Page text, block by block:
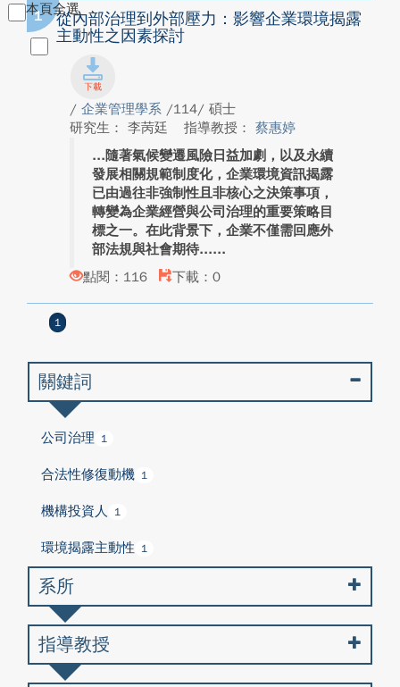
本頁全選
1
從內部治理到外部壓力：影響企業環境揭露
主動性之因素探討
/ 企業管理學系 /114/ 碩士
研究生： 李苪廷
指導教授： 蔡惠婷
隨著氣候變遷風險日益加劇，以及永續
發展相關規範制度化，企業環境資訊揭露
已由過往非強制性且非核心之決策事項，
轉變為企業經營與公司治理的重要策略目
標之一。在此背景下，企業不僅需回應外
部法規與社會期待...
點閱：116
下載：0
1
關鍵詞
公司治理 1
合法性修復動機 1
機構投資人 1
環境揭露主動性 1
系所
指導教授